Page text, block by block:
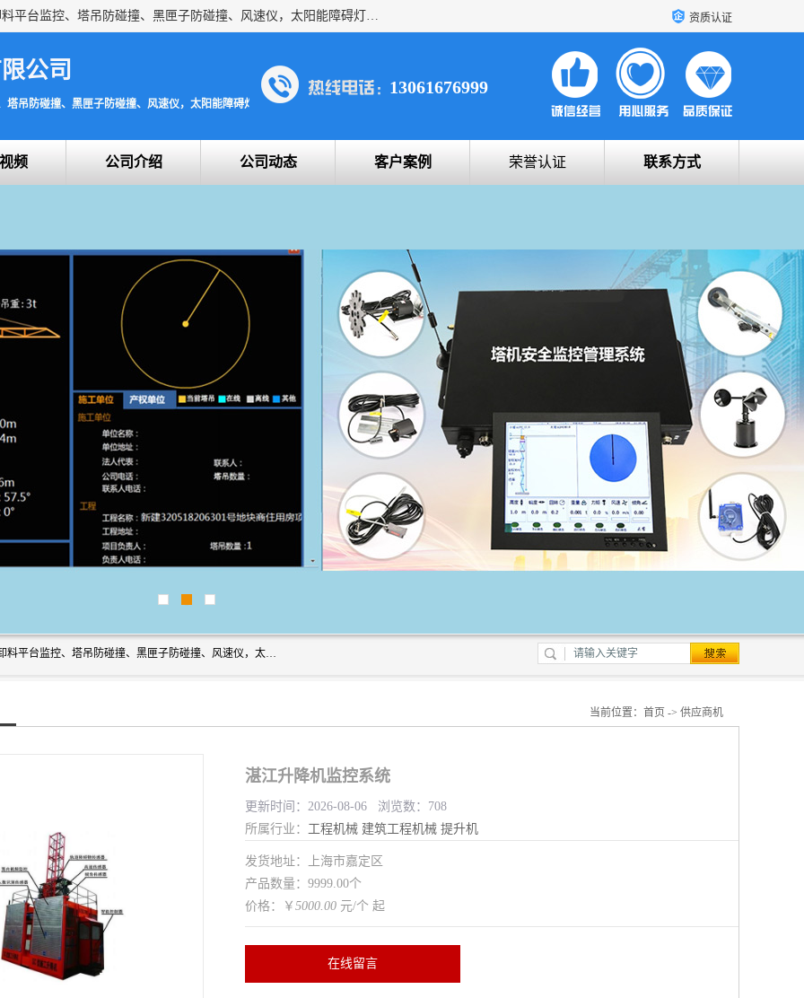
上海宇叶电子科技有限公司是吊钩视频监控、升降机监控、卸料平台监控、塔吊防碰撞、黑匣子防碰撞、风速仪，太阳能障碍灯安全提示灯等一系列升降机的常用配件产品专业研发生产加工的公司，拥有完整、科学的质量管理体系。 资质认证
公司
吊防碰撞、黑匣子防碰撞、风速仪，太阳能障碍灯安全提示灯
13061676999
频 公司介绍 公司动态 客户案例 荣誉认证 联系方式
上海宇叶电子科技有限公司是吊钩视频监控、升降机监控、卸料平台监控、塔吊防碰撞、黑匣子防碰撞、风速仪，太阳能障碍灯安全提示灯等一系列升降机的常用配件产品专业研发生产加工的公司，拥有完整、科学的质量管理体系。
当前位置： 首页 -> 供应商机
湛江升降机监控系统
更新时间：2026-08-06 浏览数：708
所属行业： 工程机械 建筑工程机械 提升机
发货地址：上海市嘉定区
产品数量：9999.00个
价格：￥ 5000.00 元/个 起
在线留言